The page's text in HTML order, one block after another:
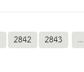
2842 2843 ...